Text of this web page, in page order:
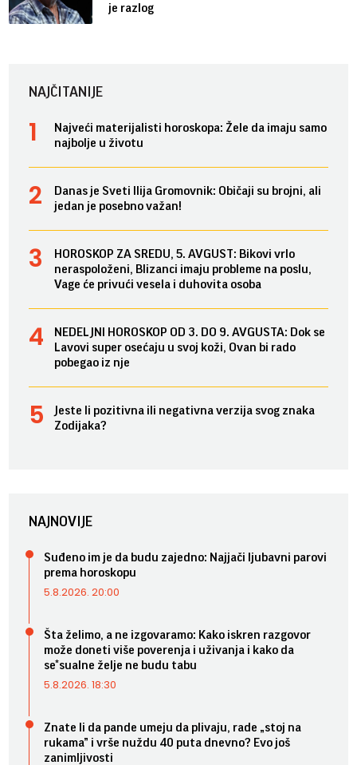
je razlog
NAJČITANIJE
Najveći materijalisti horoskopa: Žele da imaju samo
najbolje u životu
Danas je Sveti Ilija Gromovnik: Običaji su brojni, ali
jedan je posebno važan!
HOROSKOP ZA SREDU, 5. AVGUST: Bikovi vrlo
neraspoloženi, Blizanci imaju probleme na poslu,
Vage će privući vesela i duhovita osoba
NEDELJNI HOROSKOP OD 3. DO 9. AVGUSTA: Dok se
Lavovi super osećaju u svoj koži, Ovan bi rado
pobegao iz nje
Jeste li pozitivna ili negativna verzija svog znaka
Zodijaka?
NAJNOVIJE
Suđeno im je da budu zajedno: Najjači ljubavni parovi
prema horoskopu
5.8.2026. 20:00
Šta želimo, a ne izgovaramo: Kako iskren razgovor
može doneti više poverenja i uživanja i kako da
se*sualne želje ne budu tabu
5.8.2026. 18:30
Znate li da pande umeju da plivaju, rade „stoj na
rukama” i vrše nuždu 40 puta dnevno? Evo još
zanimljivosti